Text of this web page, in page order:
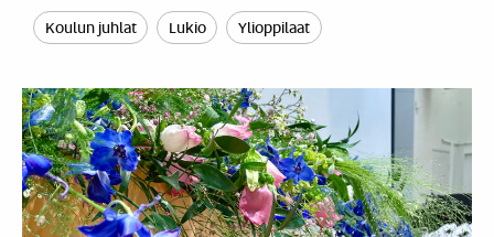
Koulun juhlat Lukio Ylioppilaat